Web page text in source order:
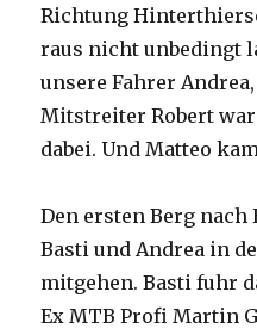
Richtung
raus nicht unbedingt
unsere Fahrer
Mitstreiter Robert
dabei. Und Matteo
Den ersten Berg
Basti und Andrea in
mitgehen. Basti fuhr
Ex MTB Profi Martin